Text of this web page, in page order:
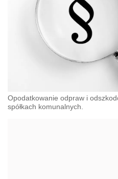
Opodatkowanie odpraw i
spółkach komunalnych.